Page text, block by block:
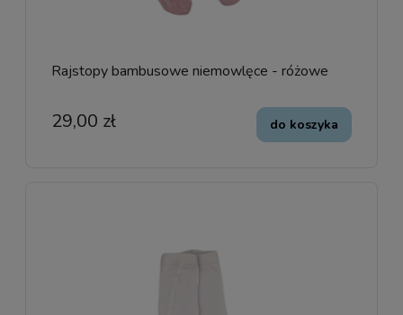
Rajstopy bambusowe niemowlęce - różowe
29,00 zł do koszyka